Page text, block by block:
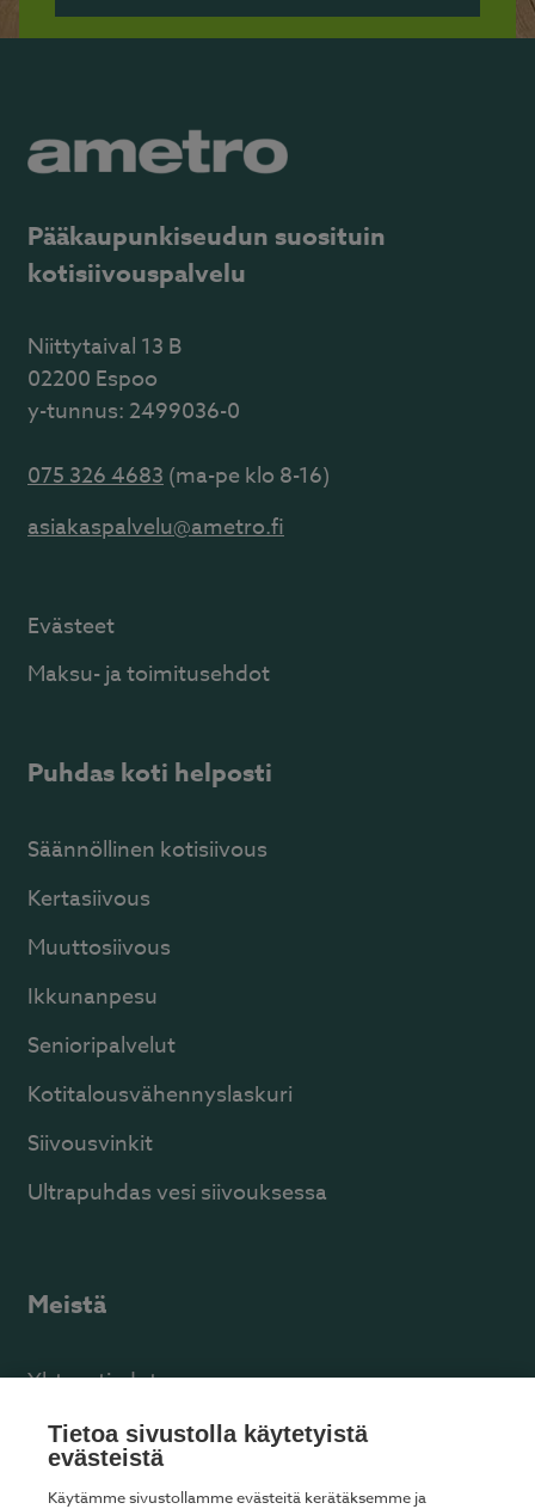
Pääkaupunkiseudun suosituin
kotisiivouspalvelu
Niittytaival 13 B
02200 Espoo
y-tunnus: 2499036-0
075 326 4683(ma-pe klo 8-16)
asiakaspalvelu@ametro.fi
Evästeet
Maksu- ja toimitusehdot
Puhdas koti helposti
Säännöllinen kotisiivous
Kertasiivous
Muuttosiivous
Ikkunanpesu
Senioripalvelut
Kotitalousvähennyslaskuri
Siivousvinkit
Ultrapuhdas vesi siivouksessa
Meistä
Yhteystiedot
Facebook
Tietoa sivustolla käytetyistä
evästeistä
Käytämme sivustollamme evästeitä kerätäksemme ja